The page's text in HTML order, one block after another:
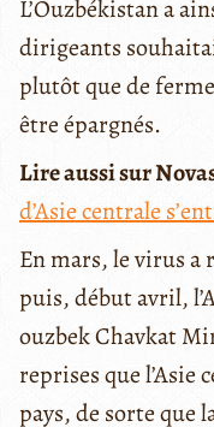
L’Ouzbékistan a
dirigeants
plutôt que de
être épargnés.
Lire aussi sur
d’Asie centrale
En mars, le virus a
puis, début avril,
ouzbek Chavkat
reprises que
pays, de sorte que